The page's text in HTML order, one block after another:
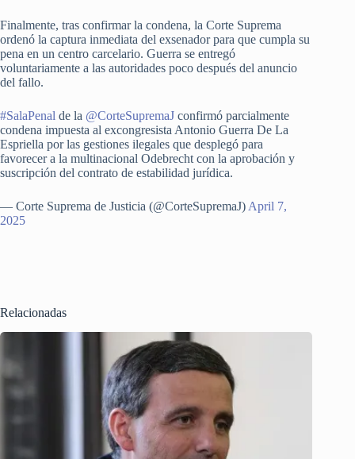
Finalmente, tras confirmar la condena, la Corte Suprema
ordenó la captura inmediata del exsenador para que cumpla su
pena en un centro carcelario. Guerra se entregó
voluntariamente a las autoridades poco después del anuncio
del fallo.
#SalaPenal de la @CorteSupremaJ confirmó parcialmente
condena impuesta al excongresista Antonio Guerra De La
Espriella por las gestiones ilegales que desplegó para
favorecer a la multinacional Odebrecht con la aprobación y
suscripción del contrato de estabilidad jurídica.
— Corte Suprema de Justicia (@CorteSupremaJ) April 7,
2025
Relacionadas